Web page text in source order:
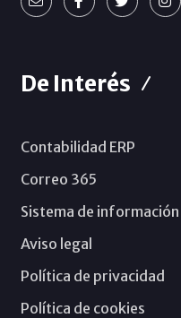
De Interés
Contabilidad ERP
Correo 365
Sistema de información
Aviso legal
Política de privacidad
Política de cookies